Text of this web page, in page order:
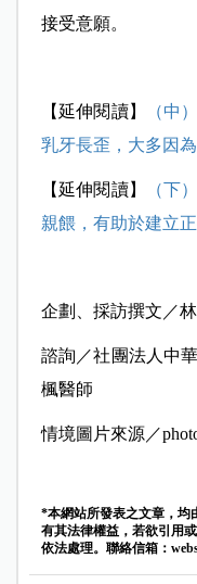
接受意願。
【延伸閱讀】
（中
乳牙長歪，大多因為
【延伸閱讀】
（下
親餵，有助於建立
企劃、採訪撰文／
諮詢／社團法人中
楓醫師
情境圖片來源／
*本網站所發表之文章，均
有其法律權益，若欲引用
依法處理。聯絡信箱：